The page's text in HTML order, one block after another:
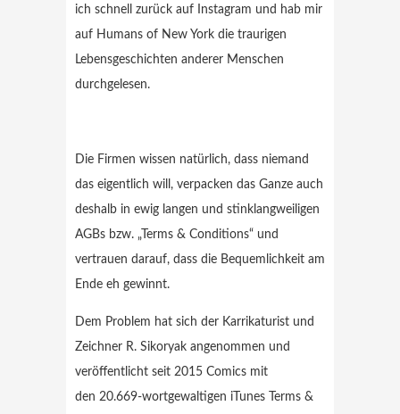
ich schnell zurück auf Instagram und hab mir
auf Humans of New York die traurigen
Lebensgeschichten anderer Menschen
durchgelesen.
Die Firmen wissen natürlich, dass niemand
das eigentlich will, verpacken das Ganze auch
deshalb in ewig langen und stinklangweiligen
AGBs bzw. „Terms & Conditions“ und
vertrauen darauf, dass die Bequemlichkeit am
Ende eh gewinnt.
Dem Problem hat sich der Karrikaturist und
Zeichner R. Sikoryak angenommen und
veröffentlicht seit 2015 Comics mit
den 20.669-wortgewaltigen iTunes Terms &